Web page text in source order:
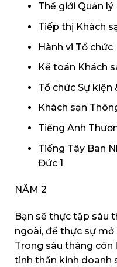
Thế giới Quản lý
Tiếp thị Khách
Hành vi Tổ chức
Kế toán Khách
Tổ chức Sự kiện
Khách sạn
Tiếng Anh
Tiếng Tây Ban
Đức 1
NĂM 2
Bạn sẽ thực tập sáu
ngoài, để thực sự
Trong sáu tháng còn
tinh thần kinh doanh